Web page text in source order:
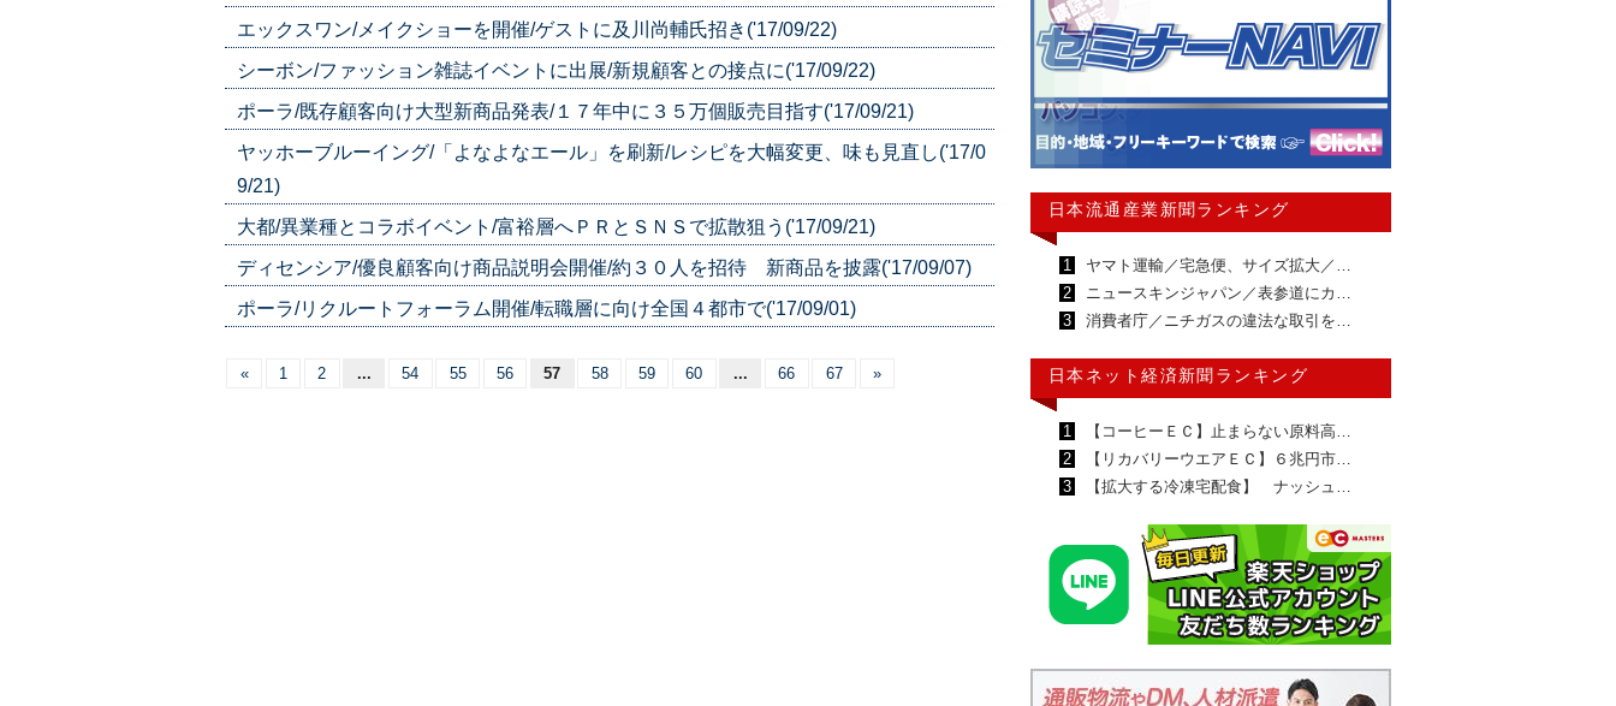
エックスワン/メイクショーを開催/ゲストに及川尚輔氏招き('17/09/22)
シーボン/ファッション雑誌イベントに出展/新規顧客との接点に('17/09/22)
ポーラ/既存顧客向け大型新商品発表/１７年中に３５万個販売目指す('17/09/21)
ヤッホーブルーイング/「よなよなエール」を刷新/レシピを大幅変更、味も見直し('17/0
9/21)
大都/異業種とコラボイベント/富裕層へＰＲとＳＮＳで拡散狙う('17/09/21)
ディセンシア/優良顧客向け商品説明会開催/約３０人を招待 新商品を披露('17/09/07)
ポーラ/リクルートフォーラム開催/転職層に向け全国４都市で('17/09/01)
« 1 2 ... 54 55 56 57 58 59 60 ... 66 67 »
日本流通産業新聞ランキング
1
ヤマト運輸／宅急便、サイズ拡大／…
2
ニュースキンジャパン／表参道にカ…
3
消費者庁／ニチガスの違法な取引を…
日本ネット経済新聞ランキング
1
【コーヒーＥＣ】止まらない原料高…
2
【リカバリーウエアＥＣ】６兆円市…
3
【拡大する冷凍宅配食】 ナッシュ…